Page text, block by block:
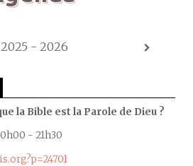
2025 - 2026
la Bible est la Parole de Dieu ?
- 21h30